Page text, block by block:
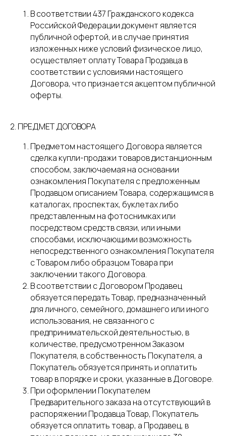
В соответствии 437 Гражданского кодекса
Российской Федерации документ является
публичной офертой, и в случае принятия
изложенных ниже условий физическое лицо,
осуществляет оплату Товара Продавца в
соответствии с условиями настоящего
Договора, что признается акцептом публичной
оферты.
2. ПРЕДМЕТ ДОГОВОРА
Предметом настоящего Договора является
сделка купли-продажи товаров дистанционным
способом, заключаемая на основании
ознакомления Покупателя с предложенным
Продавцом описанием Товара, содержащимся в
каталогах, проспектах, буклетах либо
представленным на фотоснимках или
посредством средств связи, или иными
способами, исключающими возможность
непосредственного ознакомления Покупателя
с Товаром либо образцом Товара при
заключении такого Договора.
В соответствии с Договором Продавец
обязуется передать Товар, предназначенный
для личного, семейного, домашнего или иного
использования, не связанного с
предпринимательской деятельностью, в
количестве, предусмотренном Заказом
Покупателя, в собственность Покупателя, а
Покупатель обязуется принять и оплатить
товар в порядке и сроки, указанные в Договоре.
При оформлении Покупателем
Предварительного заказа на отсутствующий в
распоряжении Продавца Товар, Покупатель
обязуется оплатить товар, а Продавец, в